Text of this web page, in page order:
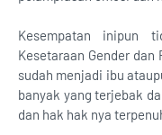
Kesempatan inipun
Kesetaraan Gender dan
sudah menjadi ibu
banyak yang terjebak
dan hak hak nya